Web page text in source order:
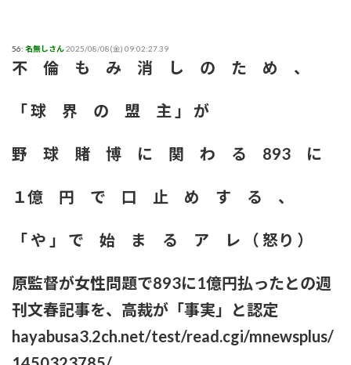
56: 名無しさん2025/08/08(金) 09:02:27.39
不 倫 も み 消 し の た め 、
「 球 界 の 盟 主 」 が
野 球 賭 博 に 関 わ る 893 に
１億 円 で 口 止 め す る 、
「 や 」 で 始 ま る ア レ （ 怒り ）
原監督が女性問題で893に1億円払ったとの週
刊文春記事を、高裁が「事実」と認定
hayabusa3.2ch.net/test/read.cgi/mnewsplus/